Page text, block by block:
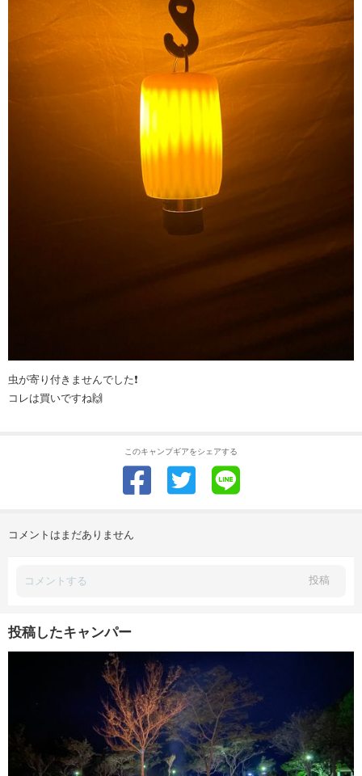
虫が寄り付きませんでした❗️
コレは買いですね🙌
このキャンプギアをシェアする
コメントはまだありません
投稿
投稿したキャンパー